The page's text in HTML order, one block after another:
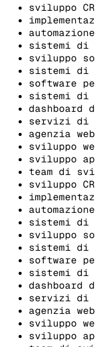
sviluppo
sistemi di
sviluppo
sistemi di
software
sistemi di
servizi di
agenzia
sviluppo
sviluppo
team di
sviluppo
sistemi di
sviluppo
sistemi di
software
sistemi di
servizi di
agenzia
sviluppo
sviluppo